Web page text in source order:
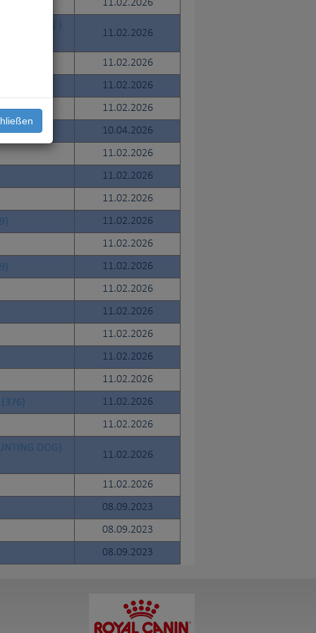
11.02.2026
KARAMAN )
11.02.2026
11.02.2026
11.02.2026
11.02.2026
10.04.2026
11.02.2026
11.02.2026
11.02.2026
11.02.2026
11.02.2026
11.02.2026
11.02.2026
11.02.2026
11.02.2026
11.02.2026
11.02.2026
11.02.2026
11.02.2026
DOG)
11.02.2026
11.02.2026
08.09.2023
08.09.2023
08.09.2023